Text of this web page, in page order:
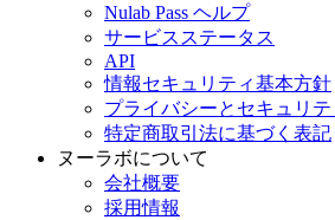
Nulab Pass ヘルプ
サービスステータス
API
情報セキュリティ基本方針
プライバシーとセキュリ
特定商取引法に基づく表記
ヌーラボについて
会社概要
採用情報